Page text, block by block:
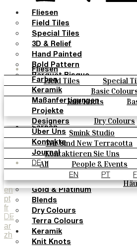
Fliesen
Field Tiles Special
Hand Painted
Bold Pattern
Natural Cotto
Smink
Farben
Basic
Oxide Explosions
Vintage Metallics
Gold &
Dry Colours
Keramik
Knit Knots
Maßanfertigungen
Projekte
Designers
Smink Studio
Über Uns
Wir Sind New Terracotta
Kontakte
Kontaktieren Sie Uns
Kataloge U
Journal
All People & Events
Materials & Sustainability
DE
EN PT
en
pt
fr
DE
ar
zh
Fliesen
Field Tiles
Special Tiles
3D & Relief
Hand Painted
Bold Pattern
Parquet Bisque
Natural Cotto
Smink Studio
Elisa Passino
Paulo Vale
Farben
Basic Colours
Matt Colours
Oxide Explosions
Special Firing
Vintage Metallics
Gold & Platinum
Blends
Dry Colours
Terra Colours
Keramik
Knit Knots